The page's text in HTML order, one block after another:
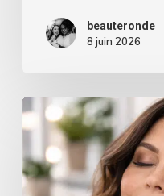
beauteronde
8 juin 2026
Microshading
:
le
guide